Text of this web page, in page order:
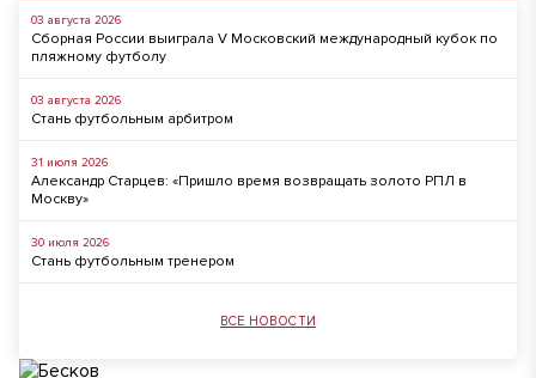
03 августа 2026
Сборная России выиграла V Московский международный кубок по
пляжному футболу
03 августа 2026
Стань футбольным арбитром
31 июля 2026
Александр Старцев: «Пришло время возвращать золото РПЛ в
Москву»
30 июля 2026
Стань футбольным тренером
ВСЕ НОВОСТИ